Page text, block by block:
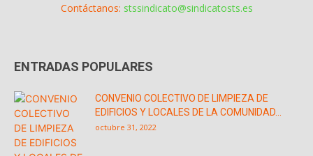
Contáctanos: stssindicato@sindicatosts.es
ENTRADAS POPULARES
CONVENIO COLECTIVO DE LIMPIEZA DE
EDIFICIOS Y LOCALES DE LA COMUNIDAD...
octubre 31, 2022